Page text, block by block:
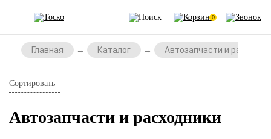
0
Главная Каталог Автозапчасти и
Сортировать
Автозапчасти и расходники